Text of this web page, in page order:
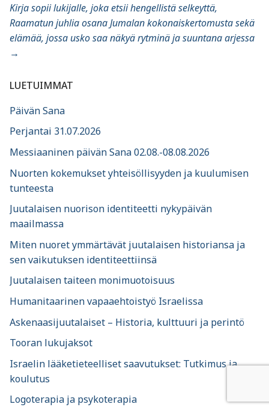
Kirja sopii lukijalle, joka etsii hengellistä selkeyttä,
Raamatun juhlia osana Jumalan kokonaiskertomusta sekä
elämää, jossa usko saa näkyä rytminä ja suuntana arjessa
→
LUETUIMMAT
Päivän Sana
Perjantai 31.07.2026
Messiaaninen päivän Sana 02.08.-08.08.2026
Nuorten kokemukset yhteisöllisyyden ja kuulumisen
tunteesta
Juutalaisen nuorison identiteetti nykypäivän
maailmassa
Miten nuoret ymmärtävät juutalaisen historiansa ja
sen vaikutuksen identiteettiinsä
Juutalaisen taiteen monimuotoisuus
Humanitaarinen vapaaehtoistyö Israelissa
Askenaasijuutalaiset – Historia, kulttuuri ja perintö
Tooran lukujaksot
Israelin lääketieteelliset saavutukset: Tutkimus ja
koulutus
Logoterapia ja psykoterapia